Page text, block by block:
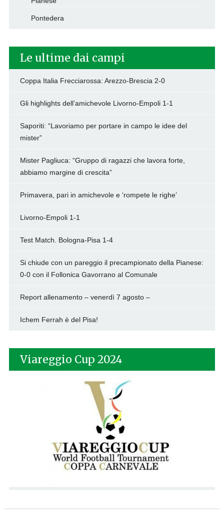
Pontedera
Le ultime dai campi
Coppa Italia Frecciarossa: Arezzo-Brescia 2-0
Gli highlights dell’amichevole Livorno-Empoli 1-1
Saporiti: “Lavoriamo per portare in campo le idee del
mister”
Mister Pagliuca: “Gruppo di ragazzi che lavora forte,
abbiamo margine di crescita”
Primavera, pari in amichevole e ‘rompete le righe’
Livorno-Empoli 1-1
Test Match. Bologna-Pisa 1-4
Si chiude con un pareggio il precampionato della Pianese:
0-0 con il Follonica Gavorrano al Comunale
Report allenamento – venerdì 7 agosto –
Ichem Ferrah è del Pisa!
Viareggio Cup 2024